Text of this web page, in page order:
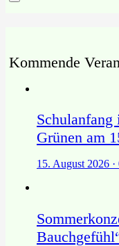
Kommende
Grünen am
15. August 2026 ·